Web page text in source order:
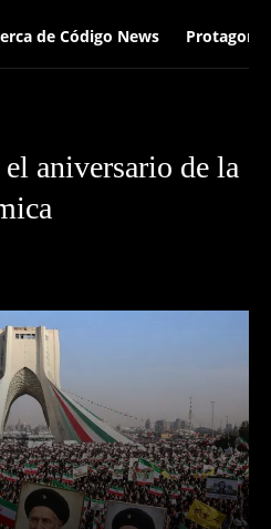
de Código News
aniversario de la